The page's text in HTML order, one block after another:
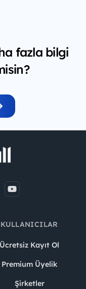
fazla bilgi
KULLANICILAR
Ücretsiz Kayıt Ol
Premium Üyelik
Şirketler